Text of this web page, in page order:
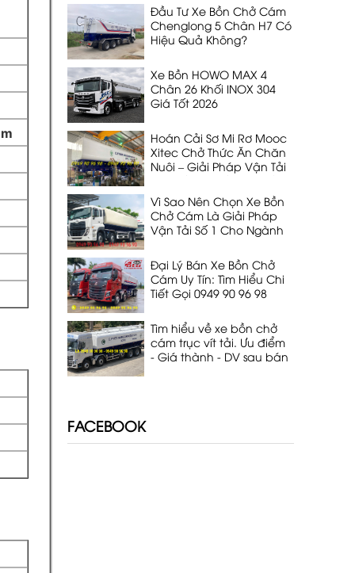
Đầu Tư Xe Bồn Chở Cám
Chenglong 5 Chân H7 Có
Hiệu Quả Không?
Xe Bồn HOWO MAX 4
Chân 26 Khối INOX 304
Giá Tốt 2026
Hoán Cải Sơ Mi Rơ Mooc
Xitec Chở Thức Ăn Chăn
Nuôi – Giải Pháp Vận Tải
Vì Sao Nên Chọn Xe Bồn
Chở Cám Là Giải Pháp
Vận Tải Số 1 Cho Ngành
Đại Lý Bán Xe Bồn Chở
Cám Uy Tín: Tìm Hiểu Chi
Tiết Gọi 0949 90 96 98
Tìm hiểu về xe bồn chở
cám trục vít tải. Ưu điểm
- Giá thành - DV sau bán
FACEBOOK